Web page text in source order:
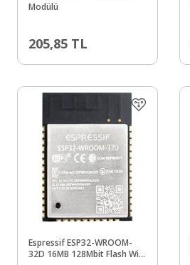
Modülü
205,85 TL
Espressif ESP32-WROOM-
32D 16MB 128Mbit Flash Wi-